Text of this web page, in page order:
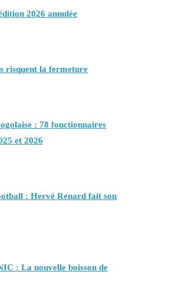
2026 annulée
risquent la fermeture
: 78 fonctionnaires
et 2026
: Hervé Renard fait son
: La nouvelle boisson de